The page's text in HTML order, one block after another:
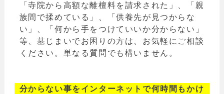
「寺院から高額な離檀料を請求された」、「親
族間で揉めている」、「供養先が見つからな
い」、「何から手をつけていいか分からない」
等、墓じまいでお困りの方は、お気軽にご相談
ください。単なる質問でも構いません。
分からない事をインターネットで何時間もかけ